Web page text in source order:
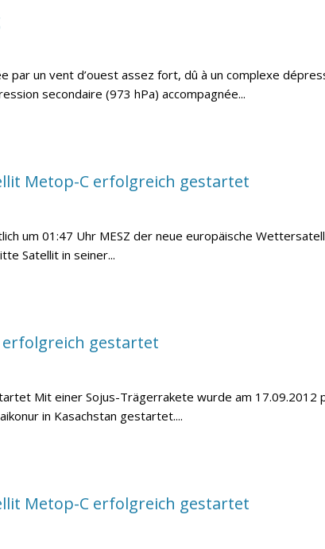
par un vent d’ouest assez fort, dû à un complexe
secondaire (973 hPa) accompagnée...
Metop-C erfolgreich gestartet
um 01:47 Uhr MESZ der neue europäische
Satellit in seiner...
gestartet
Mit einer Sojus-Trägerrakete wurde am 17.09.2012
in Kasachstan gestartet....
Metop-C erfolgreich gestartet